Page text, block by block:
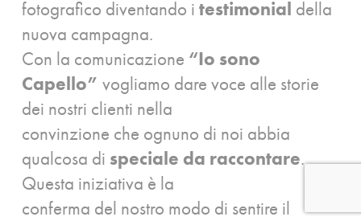
fotografico diventando i testimonial della
nuova campagna.
Con la comunicazione “Io sono
Capello” vogliamo dare voce alle storie
dei nostri clienti nella
convinzione che ognuno di noi abbia
qualcosa di speciale da raccontare.
Questa iniziativa è la
conferma del nostro modo di sentire il